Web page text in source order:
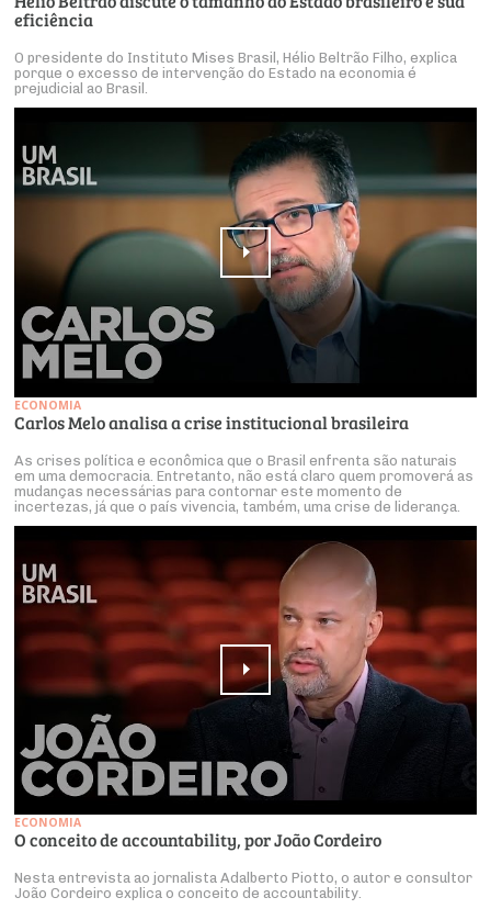
eficiência
O presidente do Instituto Mises Brasil, Hélio Beltrão Filho, explica
porque o excesso de intervenção do Estado na economia é
prejudicial ao Brasil.
ECONOMIA
Carlos Melo analisa a crise institucional brasileira
As crises política e econômica que o Brasil enfrenta são naturais
em uma democracia. Entretanto, não está claro quem promoverá as
mudanças necessárias para contornar este momento de
incertezas, já que o país vivencia, também, uma crise de liderança.
ECONOMIA
O conceito de accountability, por João Cordeiro
Nesta entrevista ao jornalista Adalberto Piotto, o autor e consultor
João Cordeiro explica o conceito de accountability.